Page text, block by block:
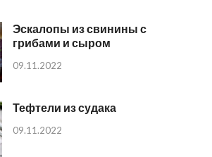
Эскалопы из свинины с
грибами и сыром
09.11.2022
Тефтели из судака
09.11.2022